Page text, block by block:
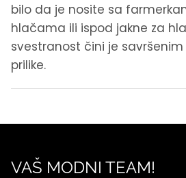
bilo da je nosite sa
hlačama ili ispod jakne za
svestranost čini je
prilike.
VAŠ MODNI TEAM!